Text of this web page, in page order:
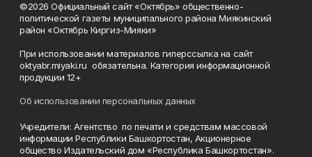
©2026 Официальный сайт «Октябрь» общественно-
политической газеты муниципального района Миякинский
район «Октябрь Киргиз-Мияки»
При использовании материалов гиперссылка на сайт
oktyabr.miyaki.ru обязательна. Категория информационной
продукции 12+
Об использовании персональных данных
Учредители: Агентство по печати и средствам массовой
информации Республики Башкортостан, Акционерное
общество Издательский дом «Республика Башкортостан».